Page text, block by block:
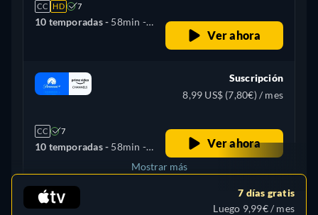
CC HD 7
10 temporadas - 58min -
Ver ahora
CC 7
10 temporadas - 58min -
Suscripción
8,99 US$ (7,80€) / mes
Ver ahora
Canadá
Mostrar más
7 días gratis
Luego 9,99€ / mes